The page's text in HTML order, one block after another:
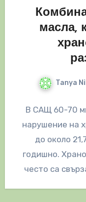
масла,
Tanya
В САЩ 60-70
нарушение на
до около
годишно.
често са